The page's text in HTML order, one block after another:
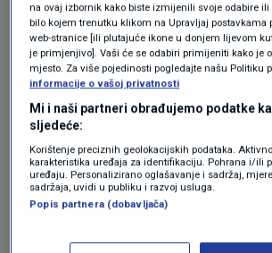
Oglas
na ovaj izbornik kako biste izmijenili svoje odabire
bilo kojem trenutku klikom na Upravljaj postavkama
web-stranice [ili plutajuće ikone u donjem lijevom
je primjenjivo]. Vaši će se odabiri primijeniti kako je
mjesto. Za više pojedinosti pogledajte našu Politiku
informacije o vašoj privatnosti
Mi i naši partneri obrađujemo podatke
sljedeće:
Korištenje preciznih geolokacijskih podataka.
karakteristika uređaja za identifikaciju. Pohrana i/ili
uređaju. Personalizirano oglašavanje i sadržaj,
sadržaja, uvidi u publiku i razvoj usluga.
Popis partnera (dobavljača)